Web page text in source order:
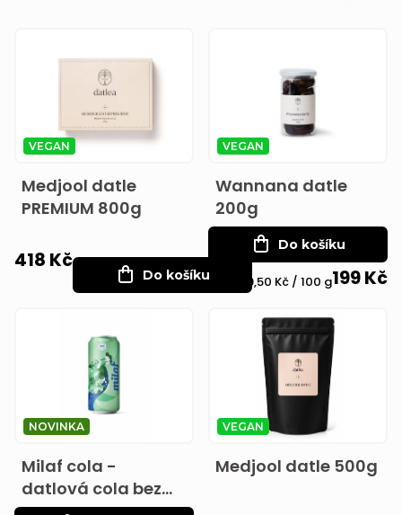
p
o
u
p
o
ů
VEGAN
Medjool datle
PREMIUM 800g
418 Kč
Do košíku
VEGAN
Wannana datle
200g
199 Kč
Měrná
99,50 Kč / 100 g
Do košíku
NOVINKA
Milaf cola -
datlová cola bez
VEGAN
Medjool datle 500g